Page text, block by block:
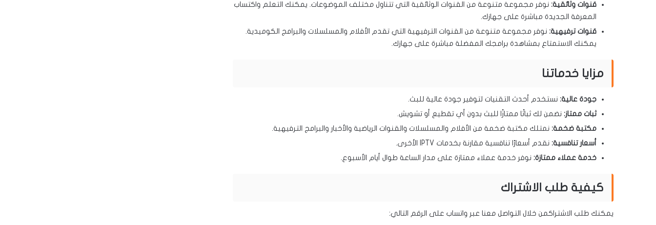
قنوات وثائقية: نوفر مجموعة متنوعة من القنوات الوثائقية التي تتناول مختلف الموضوعات. يمكنك التعلم واكتساب
المعرفة الجديدة مباشرة على جهازك.
قنوات ترفيهية: نوفر مجموعة متنوعة من القنوات الترفيهية التي تقدم الأفلام والمسلسلات والبرامج الكوميدية.
يمكنك الاستمتاع بمشاهدة برامجك المفضلة مباشرة على جهازك.
مزايا خدماتنا
جودة عالية: نستخدم أحدث التقنيات لتوفير جودة عالية للبث.
ثبات ممتاز: نضمن لك ثباتًا ممتازًا للبث بدون أي تقطيع أو تشويش.
مكتبة ضخمة: نمتلك مكتبة ضخمة من الأفلام والمسلسلات والقنوات الرياضية والأخبار والبرامج الترفيهية.
أسعار تنافسية: نقدم أسعارًا تنافسية مقارنة بخدمات IPTV الأخرى.
خدمة عملاء ممتازة: نوفر خدمة عملاء ممتازة على مدار الساعة طوال أيام الأسبوع.
كيفية طلب الاشتراك
يمكنك طلب الاشتراكمن خلال التواصل معنا عبر واتساب على الرقم التالي: